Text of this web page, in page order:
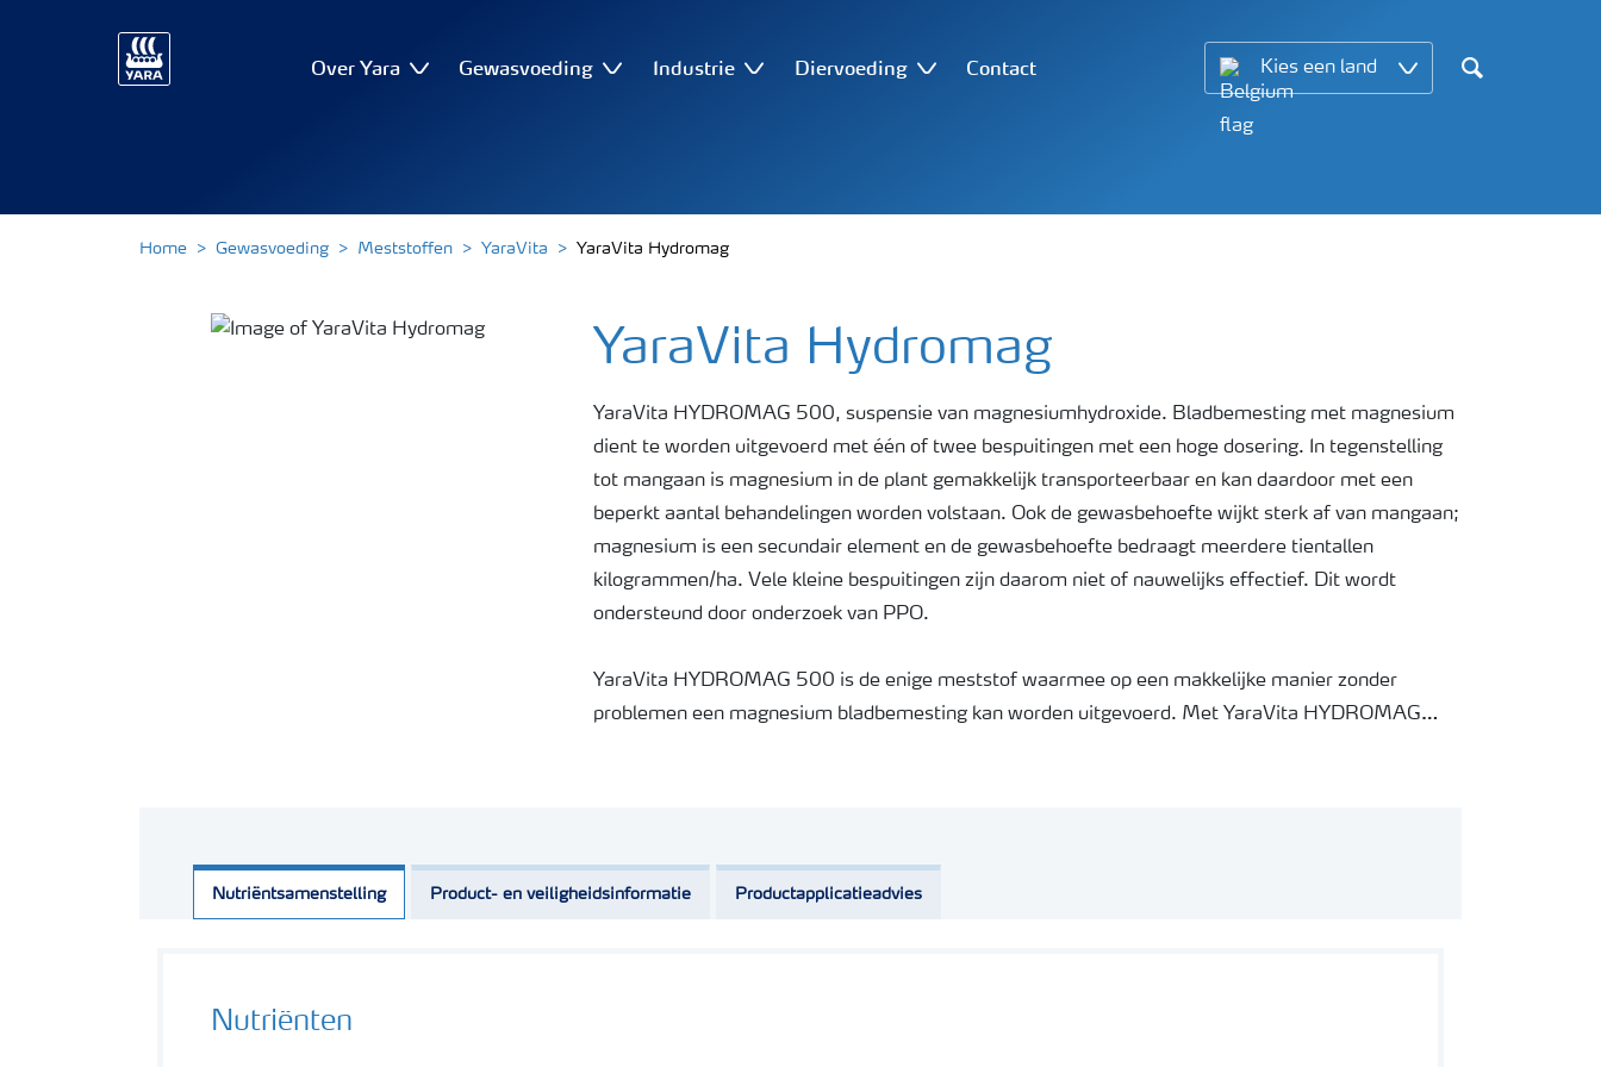
Over Yara Gewasvoeding Industrie Diervoeding Contact Kies een land
Search
Home Gewasvoeding Meststoffen YaraVita YaraVita Hydromag
YaraVita Hydromag
YaraVita HYDROMAG 500, suspensie van magnesiumhydroxide. Bladbemesting met magnesium
dient te worden uitgevoerd met één of twee bespuitingen met een hoge dosering. In tegenstelling
tot mangaan is magnesium in de plant gemakkelijk transporteerbaar en kan daardoor met een
beperkt aantal behandelingen worden volstaan. Ook de gewasbehoefte wijkt sterk af van mangaan;
magnesium is een secundair element en de gewasbehoefte bedraagt meerdere tientallen
kilogrammen/ha. Vele kleine bespuitingen zijn daarom niet of nauwelijks effectief. Dit wordt
ondersteund door onderzoek van PPO.
YaraVita HYDROMAG 500 is de enige meststof waarmee op een makkelijke manier zonder
problemen een magnesium bladbemesting kan worden uitgevoerd. Met YaraVita HYDROMAG
Nutriëntsamenstelling Product- en veiligheidsinformatie Productapplicatieadvies
Nutriënten